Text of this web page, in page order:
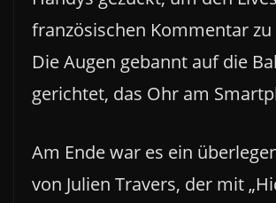
französischen Kommentar
Die Augen gebannt auf die
gerichtet, das Ohr am
Am Ende war es ein
von Julien Travers, der mit